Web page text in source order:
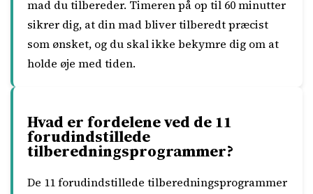
mad du tilbereder. Timeren på op til 60 minutter
sikrer dig, at din mad bliver tilberedt præcist
som ønsket, og du skal ikke bekymre dig om at
holde øje med tiden.
Hvad er fordelene ved de 11
forudindstillede
tilberedningsprogrammer?
De 11 forudindstillede tilberedningsprogrammer